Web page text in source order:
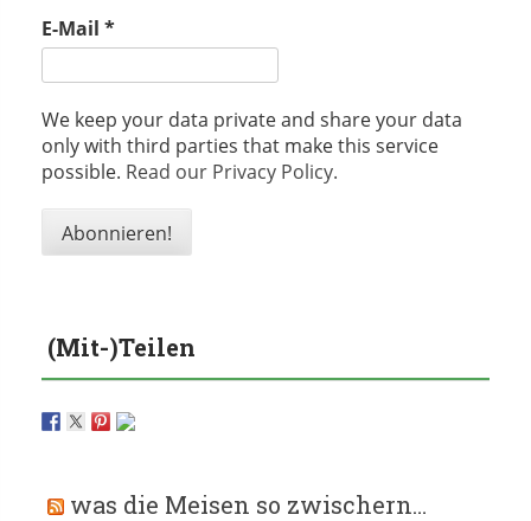
E-Mail *
We keep your data private and share your data
only with third parties that make this service
possible. Read our Privacy Policy.
(Mit-)Teilen
was die Meisen so zwischern…